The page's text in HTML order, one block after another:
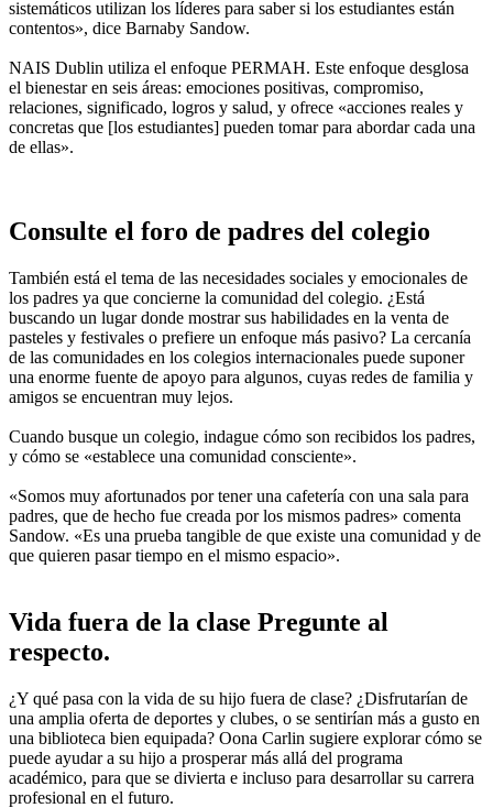
sistemáticos utilizan los líderes para saber si los estudiantes están
contentos», dice Barnaby Sandow.
NAIS Dublin utiliza el enfoque PERMAH. Este enfoque desglosa
el bienestar en seis áreas: emociones positivas, compromiso,
relaciones, significado, logros y salud, y ofrece «acciones reales y
concretas que [los estudiantes] pueden tomar para abordar cada una
de ellas».
Consulte el foro de padres del colegio
También está el tema de las necesidades sociales y emocionales de
los padres ya que concierne la comunidad del colegio. ¿Está
buscando un lugar donde mostrar sus habilidades en la venta de
pasteles y festivales o prefiere un enfoque más pasivo? La cercanía
de las comunidades en los colegios internacionales puede suponer
una enorme fuente de apoyo para algunos, cuyas redes de familia y
amigos se encuentran muy lejos.
Cuando busque un colegio, indague cómo son recibidos los padres,
y cómo se «establece una comunidad consciente».
«Somos muy afortunados por tener una cafetería con una sala para
padres, que de hecho fue creada por los mismos padres» comenta
Sandow. «Es una prueba tangible de que existe una comunidad y de
que quieren pasar tiempo en el mismo espacio».
Vida fuera de la clase Pregunte al
respecto.
¿Y qué pasa con la vida de su hijo fuera de clase? ¿Disfrutarían de
una amplia oferta de deportes y clubes, o se sentirían más a gusto en
una biblioteca bien equipada? Oona Carlin sugiere explorar cómo se
puede ayudar a su hijo a prosperar más allá del programa
académico, para que se divierta e incluso para desarrollar su carrera
profesional en el futuro.